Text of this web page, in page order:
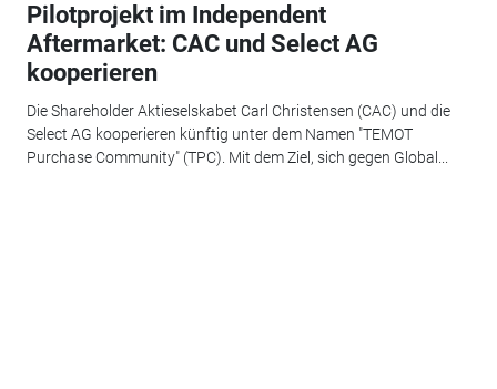
Pilotprojekt im Independent
Aftermarket: CAC und Select AG
kooperieren
Die Shareholder Aktieselskabet Carl Christensen (CAC) und die
Select AG kooperieren künftig unter dem Namen "TEMOT
Purchase Community" (TPC). Mit dem Ziel, sich gegen Global...